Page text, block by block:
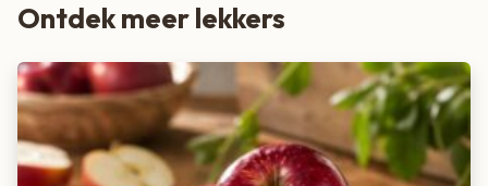
Ontdek meer lekkers